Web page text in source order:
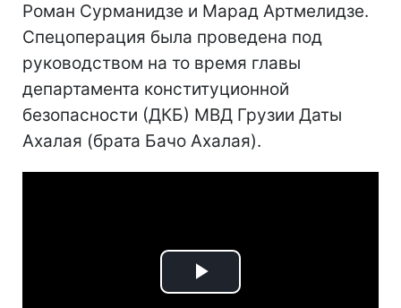
Роман Сурманидзе и Марад Артмелидзе.
Спецоперация была проведена под
руководством на то время главы
департамента конституционной
безопасности (ДКБ) МВД Грузии Даты
Ахалая (брата Бачо Ахалая).
Play